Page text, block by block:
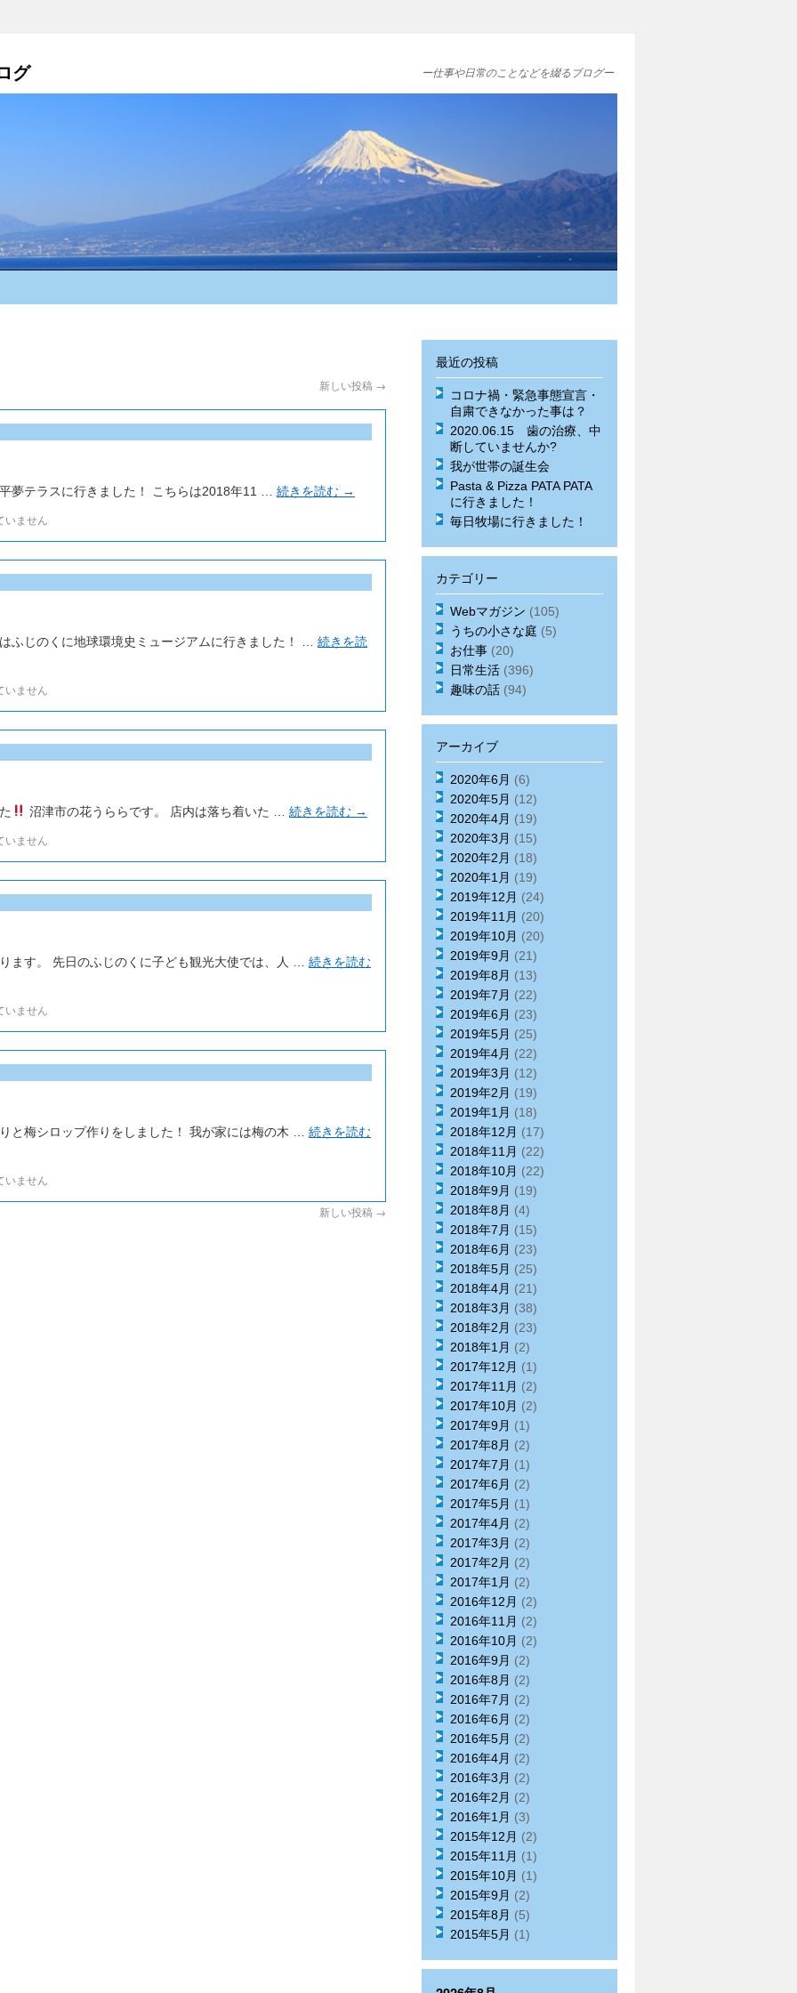
グ ー仕事や日常のことなどを綴るブログー
新しい投稿 →
夢テラスに行きました！ こちらは2018年11 … 続きを読む →
いません
ふじのくに地球環境史ミュージアムに行きました！ … 続きを読
いません
沼津市の花うららです。 店内は落ち着いた … 続きを読む →
いません
ます。 先日のふじのくに子ども観光大使では、人 … 続きを読む
いません
と梅シロップ作りをしました！ 我が家には梅の木 … 続きを読む
いません
新しい投稿 →
最近の投稿
コロナ禍・緊急事態宣言・
自粛できなかった事は？
2020.06.15 歯の治療、中
断していませんか?
我が世帯の誕生会
Pasta & Pizza PATA PATA
に行きました！
毎日牧場に行きました！
カテゴリー
Webマガジン (105)
うちの小さな庭 (5)
お仕事 (20)
日常生活 (396)
趣味の話 (94)
アーカイブ
2020年6月 (6)
2020年5月 (12)
2020年4月 (19)
2020年3月 (15)
2020年2月 (18)
2020年1月 (19)
2019年12月 (24)
2019年11月 (20)
2019年10月 (20)
2019年9月 (21)
2019年8月 (13)
2019年7月 (22)
2019年6月 (23)
2019年5月 (25)
2019年4月 (22)
2019年3月 (12)
2019年2月 (19)
2019年1月 (18)
2018年12月 (17)
2018年11月 (22)
2018年10月 (22)
2018年9月 (19)
2018年8月 (4)
2018年7月 (15)
2018年6月 (23)
2018年5月 (25)
2018年4月 (21)
2018年3月 (38)
2018年2月 (23)
2018年1月 (2)
2017年12月 (1)
2017年11月 (2)
2017年10月 (2)
2017年9月 (1)
2017年8月 (2)
2017年7月 (1)
2017年6月 (2)
2017年5月 (1)
2017年4月 (2)
2017年3月 (2)
2017年2月 (2)
2017年1月 (2)
2016年12月 (2)
2016年11月 (2)
2016年10月 (2)
2016年9月 (2)
2016年8月 (2)
2016年7月 (2)
2016年6月 (2)
2016年5月 (2)
2016年4月 (2)
2016年3月 (2)
2016年2月 (2)
2016年1月 (3)
2015年12月 (2)
2015年11月 (1)
2015年10月 (1)
2015年9月 (2)
2015年8月 (5)
2015年5月 (1)